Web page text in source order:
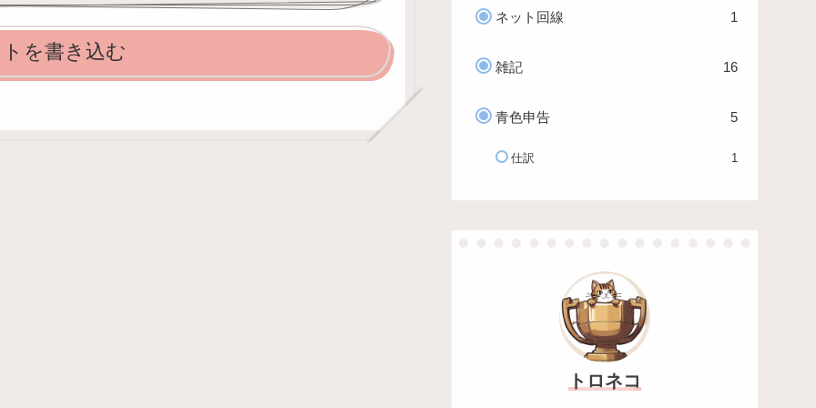
を書き込む
ネット回線 1
雑記 16
青色申告 5
仕訳 1
トロネコ